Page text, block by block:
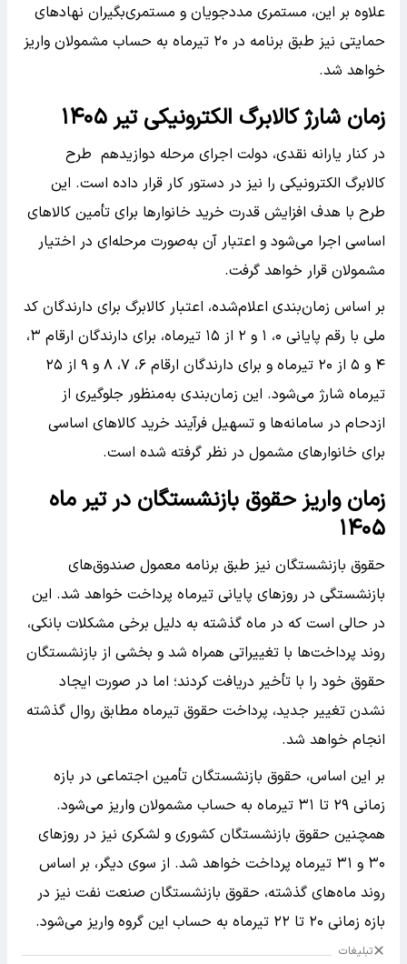
علاوه بر این، مستمری مددجویان و مستمری‌بگیران نهادهای
حمایتی نیز طبق برنامه در ۲۰ تیرماه به حساب مشمولان واریز
خواهد شد.
زمان شارژ کالابرگ الکترونیکی تیر ۱۴۰۵
در کنار یارانه نقدی، دولت اجرای مرحله دوازیدهم طرح
کالابرگ الکترونیکی را نیز در دستور کار قرار داده است. این
طرح با هدف افزایش قدرت خرید خانوارها برای تأمین کالاهای
اساسی اجرا می‌شود و اعتبار آن به‌صورت مرحله‌ای در اختیار
مشمولان قرار خواهد گرفت.
بر اساس زمان‌بندی اعلام‌شده، اعتبار کالابرگ برای دارندگان کد
ملی با رقم پایانی ۰، ۱ و ۲ از ۱۵ تیرماه، برای دارندگان ارقام ۳،
۴ و ۵ از ۲۰ تیرماه و برای دارندگان ارقام ۶، ۷، ۸ و ۹ از ۲۵
تیرماه شارژ می‌شود. این زمان‌بندی به‌منظور جلوگیری از
ازدحام در سامانه‌ها و تسهیل فرآیند خرید کالاهای اساسی
برای خانوارهای مشمول در نظر گرفته شده است.
زمان واریز حقوق بازنشستگان در تیر ماه
۱۴۰۵
حقوق بازنشستگان نیز طبق برنامه معمول صندوق‌های
بازنشستگی در روزهای پایانی تیرماه پرداخت خواهد شد. این
در حالی است که در ماه گذشته به دلیل برخی مشکلات بانکی،
روند پرداخت‌ها با تغییراتی همراه شد و بخشی از بازنشستگان
حقوق خود را با تأخیر دریافت کردند؛ اما در صورت ایجاد
نشدن تغییر جدید، پرداخت حقوق تیرماه مطابق روال گذشته
انجام خواهد شد.
بر این اساس، حقوق بازنشستگان تأمین اجتماعی در بازه
زمانی ۲۹ تا ۳۱ تیرماه به حساب مشمولان واریز می‌شود.
همچنین حقوق بازنشستگان کشوری و لشکری نیز در روزهای
۳۰ و ۳۱ تیرماه پرداخت خواهد شد. از سوی دیگر، بر اساس
روند ماه‌های گذشته، حقوق بازنشستگان صنعت نفت نیز در
بازه زمانی ۲۰ تا ۲۲ تیرماه به حساب این گروه واریز می‌شود.
تبلیغات